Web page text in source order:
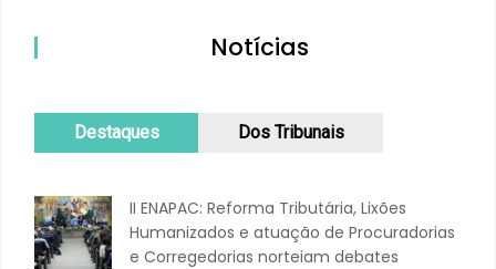
Notícias
Destaques Dos Tribunais
II ENAPAC: Reforma Tributária, Lixões
Humanizados e atuação de Procuradorias
e Corregedorias norteiam debates